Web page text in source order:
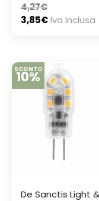
4,27€
3,85€Iva Inclusa
SCONTO
10%
De Sanctis Light &